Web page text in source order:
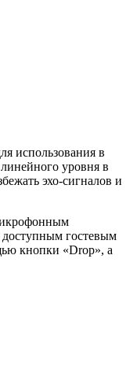
использования в
уровня в
эхо-сигналов и
доступным гостевым
кнопки «Drop», а